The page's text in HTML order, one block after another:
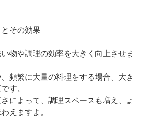
とその効果
物や調理の効率を大きく向上させま
頻繁に大量の料理をする場合、大き
す。
によって、調理スペースも増え、よ
えますよ。